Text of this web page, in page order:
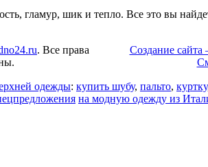
гламур, шик и тепло. Все это вы
. Все права
Создание
одежды: купить шубу, пальто, куртку
на модную одежду из